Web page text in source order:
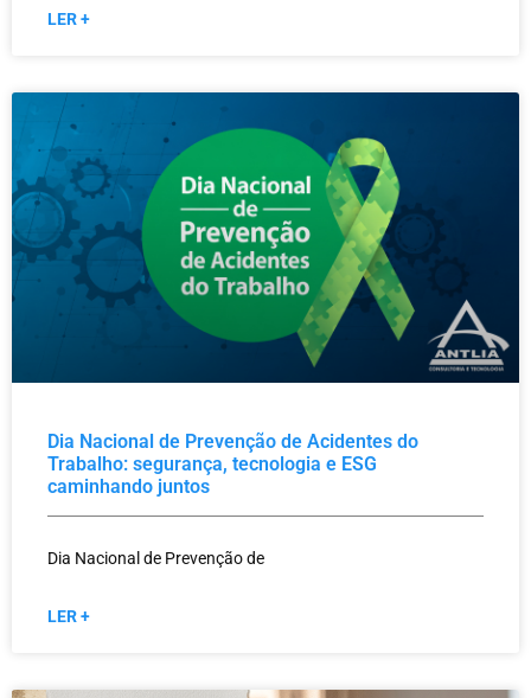
LER +
Dia Nacional de Prevenção de Acidentes do
Trabalho: segurança, tecnologia e ESG
caminhando juntos
Dia Nacional de Prevenção de
LER +